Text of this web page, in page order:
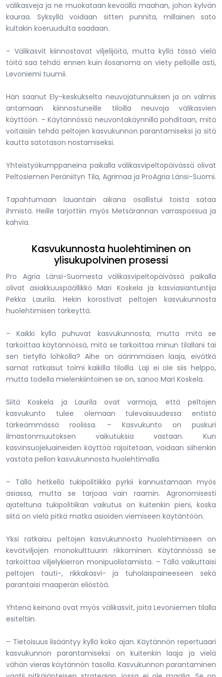
välikasveja ja ne muokataan keväällä maahan, johon kylvän
kauraa. Syksyllä voidaan sitten punnita, millainen sato
kultakin koeruudulta saadaan.
– Välikasvit kiinnostavat viljelijöitä, mutta kyllä tässä vielä
töitä saa tehdä ennen kuin ilosanoma on viety pelloille asti,
Levoniemi tuumii.
Hän saanut Ely-keskukselta neuvojatunnuksen ja on valmis
antamaan kiinnostuneille tiloilla neuvoja välikasvien
käyttöön. – Käytännössä neuvontakäynnillä pohditaan, mitä
voitaisiin tehdä peltojen kasvukunnon parantamiseksi ja sitä
kautta satotason nostamiseksi.
Yhteistyökumppaneina paikalla välikasvipeltopäivässä olivat
Peltosiemen Peräniityn Tila, Agrimaa ja ProAgria Länsi-Suomi.
Tapahtumaan lauantain aikana osallistui toista sataa
ihmistä. Heille tarjottiin myös Metsärannan varraspossua ja
kahvia.
Kasvukunnosta huolehtiminen on
ylisukupolvinen prosessi
Pro Agria Länsi-Suomesta välikasvipeltopäivässä paikalla
olivat asiakkuuspäällikkö Mari Koskela ja kasviasiantuntija
Pekka Laurila. Hekin korostivat peltojen kasvukunnosta
huolehtimisen tärkeyttä.
– Kaikki kyllä puhuvat kasvukunnosta, mutta mitä se
tarkoittaa käytännössä, mitä se tarkoittaa minun tilallani tai
sen tietyllä lohkolla? Aihe on äärimmäisen laaja, eivätkä
samat ratkaisut toimi kaikilla tiloilla. Laji ei ole siis helppo,
mutta todella mielenkiintoinen se on, sanoo Mari Koskela.
Siitä Koskela ja Laurila ovat varmoja, että peltojen
kasvukunto tulee olemaan tulevaisuudessa entistä
tärkeämmässä roolissa. – Kasvukunto on puskuri
ilmastonmuutoksen vaikutuksia vastaan. Kun
kasvinsuojeluaineiden käyttöä rajoitetaan, voidaan siihenkin
vastata pellon kasvukunnosta huolehtimalla.
– Tällä hetkellä tukipolitiikka pyrkii kannustamaan myös
asiassa, mutta se tarjoaa vain raamin. Agronomisesti
ajateltuna tukipolitiikan vaikutus on kuitenkin pieni, koska
siitä on vielä pitkä matka asioiden viemiseen käytäntöön.
Yksi ratkaisu peltojen kasvukunnosta huolehtimiseen on
kevätviljojen monokulttuurin rikkominen. Käytännössä se
tarkoittaa viljelykierron monipuolistamista. – Tällä vaikuttaisi
peltojen tauti-, rikkakasvi- ja tuholaispaineeseen sekä
parantaisi maaperän eliöstöä.
Yhtenä keinona ovat myös välikasvit, joita Levoniemen tilalla
esiteltiin.
– Tietoisuus lisääntyy kyllä koko ajan. Käytännön repertuaari
kasvukunnon parantamiseksi on kuitenkin laaja ja vielä
vähän vieras käytännön tasolla. Kasvukunnon parantaminen